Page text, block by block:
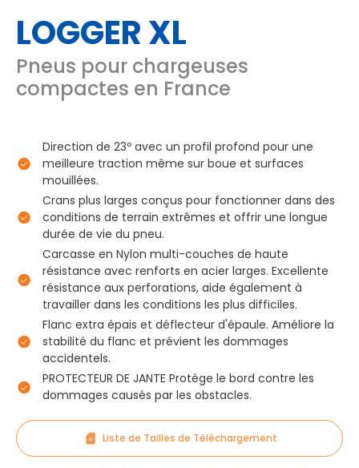
LOGGER XL
Pneus pour chargeuses
compactes en France
Direction de 23º avec un profil profond pour une
meilleure traction même sur boue et surfaces
mouillées.
Crans plus larges conçus pour fonctionner dans des
conditions de terrain extrêmes et offrir une longue
durée de vie du pneu.
Carcasse en Nylon multi-couches de haute
résistance avec renforts en acier larges. Excellente
résistance aux perforations, aide également à
travailler dans les conditions les plus difficiles.
Flanc extra épais et déflecteur d'épaule. Améliore la
stabilité du flanc et prévient les dommages
accidentels.
PROTECTEUR DE JANTE Protège le bord contre les
dommages causés par les obstacles.
Liste de Tailles de Téléchargement